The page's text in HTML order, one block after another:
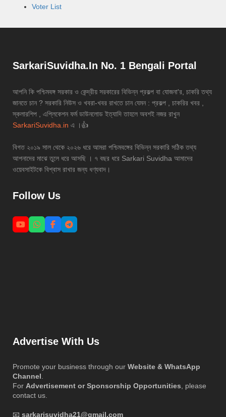
Voter List
SarkariSuvidha.In No. 1 Bengali Portal
আপনি কি পশ্চিমবঙ্গ সরকার ও কেন্দ্রীয় সরকারের বিভিন্ন প্রকল্প বা যোজনা'র, চাকরি তথ্য
জানতে চান ? সরকারি নিউস ও খবরা-খবর রাখতে চান যেমন : প্রকল্প , চাকরির খবর ,
স্কলারশিপ , এপ্লিকেশন ফর্ম ডাউনলোড ইত্যাদি তাহলে অবশই নজর রাখুন
SarkariSuvidha.in এ ।👍
বিগত ২০১৯ সাল থেকে ২০২৬ ধরে আমরা পশ্চিমবঙ্গের বিভিন্ন সরকারি সঠিক তথ্য
আপনাদের মাঝে তুলে ধরে আসছি । ৭ বছর ধরে Sarkari Suvidha আমাদের
ওয়েবসাইটকে বিশ্বাস রাখার জন্য ধণ্যবাদ।
Follow Us
Advertise With Us
Promote your business through our Website & WhatsApp
Channel
For Advertisement or Sponsorship Opportunities , please
contact us.
📧 sarkarisuvidha21@gmail.com